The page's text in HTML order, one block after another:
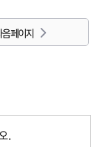
음 페이지
.